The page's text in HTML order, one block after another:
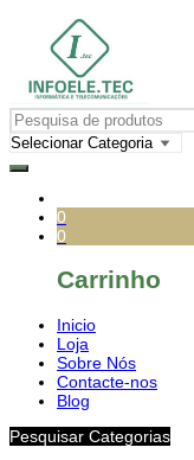
0
0
Carrinho
Inicio
Loja
Sobre Nós
Contacte-nos
Blog
Pesquisar Categorias